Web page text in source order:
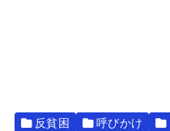
反貧困 呼びかけ